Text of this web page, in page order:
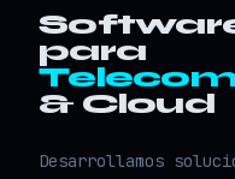
para
& Cloud
Desarrollamos